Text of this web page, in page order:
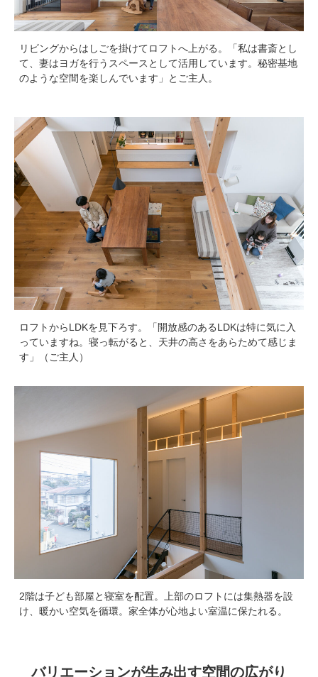
リビングからはしごを掛けてロフトへ上がる。「私は書斎とし
て、妻はヨガを行うスペースとして活用しています。秘密基地
のような空間を楽しんでいます」とご主人。
ロフトからLDKを見下ろす。「開放感のあるLDKは特に気に入
っていますね。寝っ転がると、天井の高さをあらためて感じま
す」（ご主人）
2階は子ども部屋と寝室を配置。上部のロフトには集熱器を設
け、暖かい空気を循環。家全体が心地よい室温に保たれる。
バリエーションが生み出す空間の広がり